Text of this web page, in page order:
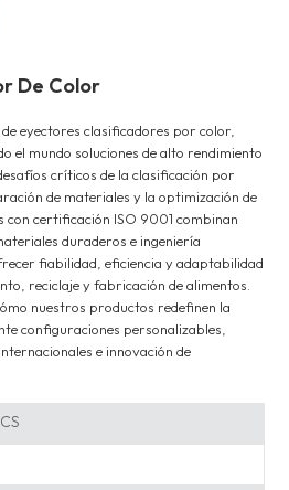
De Color
eyectores clasificadores por color,
el mundo soluciones de alto rendimiento
críticos de la clasificación por
de materiales y la optimización de
con certificación ISO 9001 combinan
duraderos e ingeniería
fiabilidad, eficiencia y adaptabilidad
reciclaje y fabricación de alimentos.
nuestros productos redefinen la
configuraciones personalizables,
e innovación de